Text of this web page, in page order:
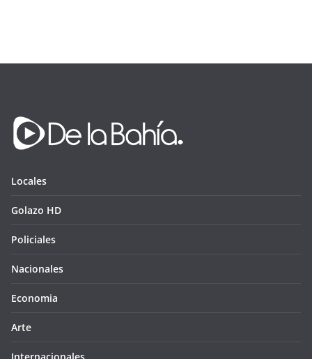
Locales
Golazo HD
Policiales
Nacionales
Economia
Arte